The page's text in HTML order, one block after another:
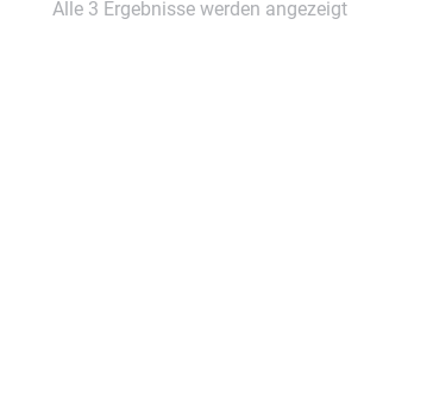
Alle 3 Ergebnisse werden angezeigt